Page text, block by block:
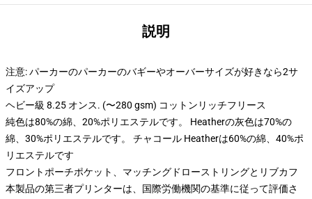
説明
注意: パーカーのパーカーのバギーやオーバーサイズが好きなら2サ
イズアップ
ヘビー級 8.25 オンス. (〜280 gsm) コットンリッチフリース
純色は80%の綿、20%ポリエステルです。 Heatherの灰色は70%の
綿、30%ポリエステルです。 チャコール Heatherは60%の綿、40%ポ
リエステルです
フロントポーチポケット、マッチングドローストリングとリブカフ
本製品の第三者プリンターは、国際労働機関の基準に従って評価さ